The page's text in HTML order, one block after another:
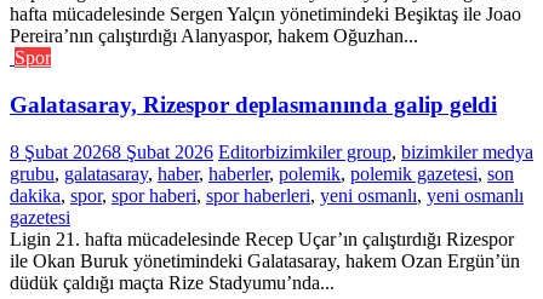
hafta mücadelesinde Sergen Yalçın yönetimindeki Beşiktaş ile Joao
Pereira’nın çalıştırdığı Alanyaspor, hakem Oğuzhan...
Spor
Galatasaray, Rizespor deplasmanında galip geldi
8 Şubat 20268 Şubat 2026 Editorbizimkiler group, bizimkiler medya
grubu, galatasaray, haber, haberler, polemik, polemik gazetesi, son
dakika, spor, spor haberi, spor haberleri, yeni osmanlı, yeni osmanlı
gazetesi
Ligin 21. hafta mücadelesinde Recep Uçar’ın çalıştırdığı Rizespor
ile Okan Buruk yönetimindeki Galatasaray, hakem Ozan Ergün’ün
düdük çaldığı maçta Rize Stadyumu’nda...